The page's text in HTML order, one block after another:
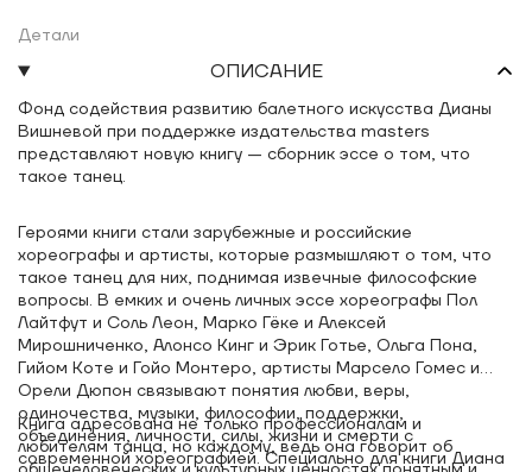
Детали
ОПИСАНИЕ
Фонд содействия развитию балетного искусства Дианы
Вишневой при поддержке издательства masters
представляют новую книгу — сборник эссе о том, что
такое танец.
Героями книги стали зарубежные и российские
хореографы и артисты, которые размышляют о том, что
такое танец для них, поднимая извечные философские
вопросы. В емких и очень личных эссе хореографы Пол
Лайтфут и Соль Леон, Марко Гёке и Алексей
Мирошниченко, Алонсо Кинг и Эрик Готье, Ольга Пона,
Гийом Коте и Гойо Монтеро, артисты Марсело Гомес и
Орели Дюпон связывают понятия любви, веры,
одиночества, музыки, философии, поддержки,
объединения, личности, силы, жизни и смерти с
современной хореографией. Специально для книги Диана
Книга адресована не только профессионалам и
любителям танца, но каждому, ведь она говорит об